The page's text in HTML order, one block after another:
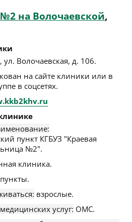
на Волочаевской,
, ул. Волочаевская, д. 106.
на сайте клиники или в
в соцсетях.
пункт КГБУЗ "Краевая
№2".
клиника.
взрослые.
услуг: ОМС.